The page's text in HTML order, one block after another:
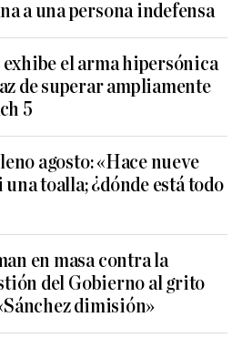
a una persona indefensa
el arma hipersónica
de superar ampliamente
5
agosto: «Hace nueve
una toalla; ¿dónde está todo
en masa contra la
del Gobierno al grito
dimisión»